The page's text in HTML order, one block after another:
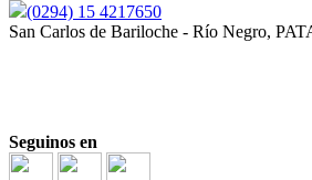
(0294) 15 4217650
San Carlos de Bariloche - Río Negro,
Seguinos en